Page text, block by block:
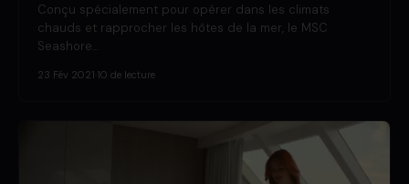
Conçu spécialement pour opérer dans les climats
chauds et rapprocher les hôtes de la mer, le MSC
Seashore…
23 Fév 2021 10 de lecture